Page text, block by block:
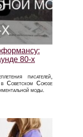
80‑х
писателей,
в Советском Союзе
моды.